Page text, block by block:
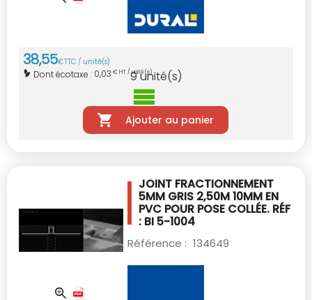
38,55€TTC / unité(s)
Dont écotaxe : 0,03 € HT / unité(s)
9unité(s)
Ajouter au panier
JOINT FRACTIONNEMENT
5MM GRIS 2,50M 10MM EN
PVC POUR POSE COLLÉE. RÉF
: BI 5-1004
Référence : 134649